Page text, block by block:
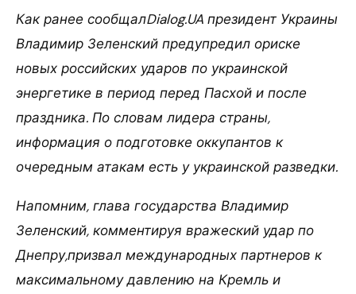
Как ранее сообщалDialog.UA президент Украины
Владимир Зеленский предупредил ориске
новых российских ударов по украинской
энергетике в период перед Пасхой и после
праздника. По словам лидера страны,
информация о подготовке оккупантов к
очередным атакам есть у украинской разведки.
Напомним, глава государства Владимир
Зеленский, комментируя вражеский удар по
Днепру,призвал международных партнеров к
максимальному давлению на Кремль и